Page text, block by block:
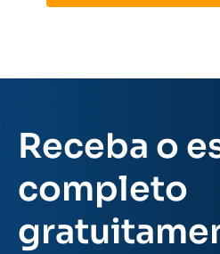
Receba o
completo